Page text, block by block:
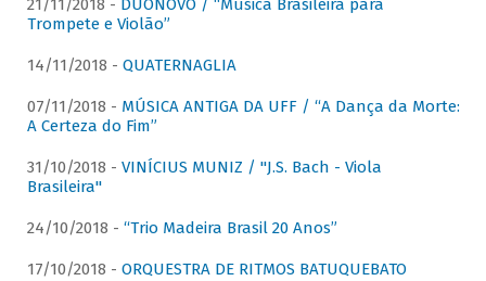
21/11/2018 - DUONOVO / “Música Brasileira para
Trompete e Violão”
14/11/2018 - QUATERNAGLIA
07/11/2018 - MÚSICA ANTIGA DA UFF / “A Dança da Morte:
A Certeza do Fim”
31/10/2018 - VINÍCIUS MUNIZ / "J.S. Bach - Viola
Brasileira"
24/10/2018 - “Trio Madeira Brasil 20 Anos”
17/10/2018 - ORQUESTRA DE RITMOS BATUQUEBATO